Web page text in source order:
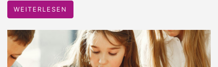
WEITERLESEN